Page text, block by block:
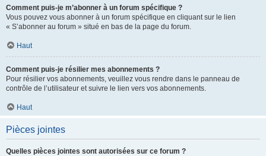
Comment puis-je m’abonner à un forum spécifique ?
Vous pouvez vous abonner à un forum spécifique en cliquant sur le lien
« S’abonner au forum » situé en bas de la page du forum.
Haut
Comment puis-je résilier mes abonnements ?
Pour résilier vos abonnements, veuillez vous rendre dans le panneau de
contrôle de l’utilisateur et suivre le lien vers vos abonnements.
Haut
Pièces jointes
Quelles pièces jointes sont autorisées sur ce forum ?